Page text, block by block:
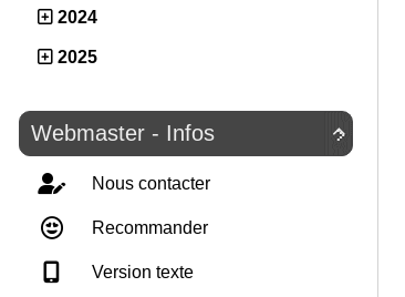
2024
2025

Webmaster - Infos
Nous contacter
Recommander
Version texte